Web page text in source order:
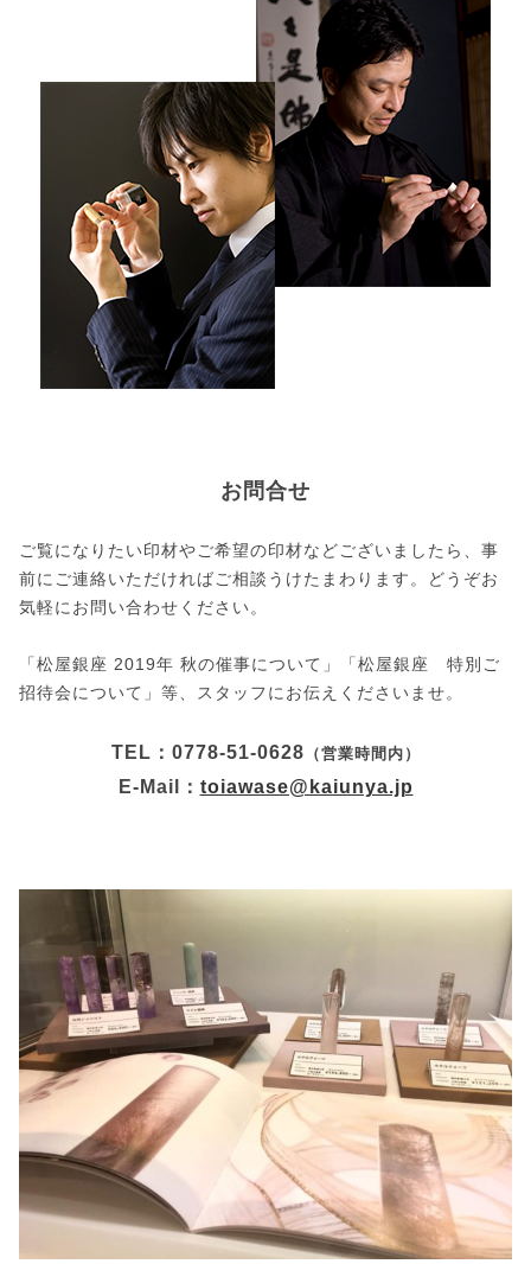
お問合せ
ご覧になりたい印材やご希望の印材などございましたら、事
前にご連絡いただければご相談うけたまわります。どうぞお
気軽にお問い合わせください。
「松屋銀座 2019年 秋の催事について」「松屋銀座 特別ご
招待会について」等、スタッフにお伝えくださいませ。
TEL：0778-51-0628 （営業時間内）
E-Mail： toiawase@kaiunya.jp